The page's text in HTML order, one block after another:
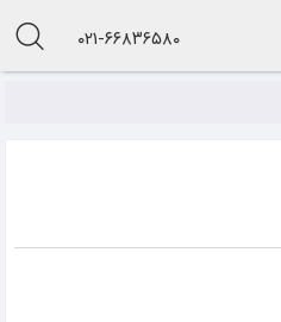
۰۲۱-۶۶۸۳۶۵۸۰